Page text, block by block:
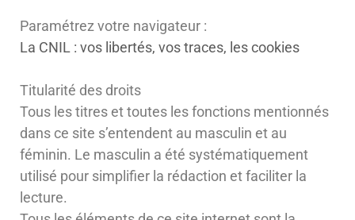
Paramétrez votre navigateur :
La CNIL : vos libertés, vos traces, les cookies
Titularité des droits
Tous les titres et toutes les fonctions mentionnés
dans ce site s’entendent au masculin et au
féminin. Le masculin a été systématiquement
utilisé pour simplifier la rédaction et faciliter la
lecture.